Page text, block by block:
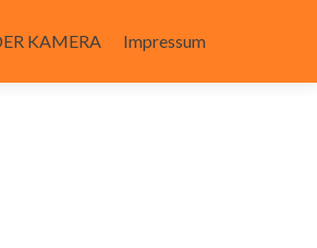
KAMERA Impressum